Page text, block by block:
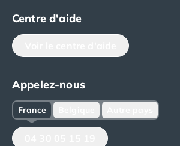
Centre d'aide
Appelez-nous
France